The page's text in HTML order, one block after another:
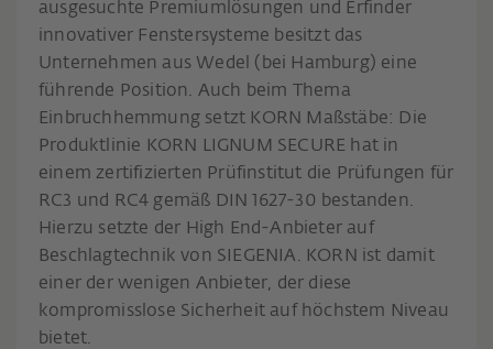
ausgesuchte Premiumlösungen und Erfinder
innovativer Fenstersysteme besitzt das
Unternehmen aus Wedel (bei Hamburg) eine
führende Position. Auch beim Thema
Einbruchhemmung setzt KORN Maßstäbe: Die
Produktlinie KORN LIGNUM SECURE hat in
einem zertifizierten Prüfinstitut die Prüfungen für
RC3 und RC4 gemäß DIN 1627-30 bestanden.
Hierzu setzte der High End-Anbieter auf
Beschlagtechnik von SIEGENIA. KORN ist damit
einer der wenigen Anbieter, der diese
kompromisslose Sicherheit auf höchstem Niveau
bietet.